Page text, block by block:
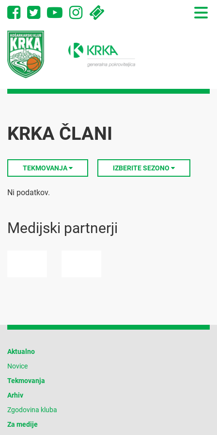
Toggle
KRKA ČLANI
TEKMOVANJA IZBERITE SEZONO
Ni podatkov.
Medijski partnerji
Aktualno
Novice
Tekmovanja
Arhiv
Zgodovina kluba
Za medije